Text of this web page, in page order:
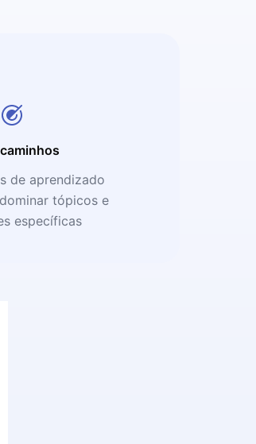
de aprendizado
tópicos e
específicas